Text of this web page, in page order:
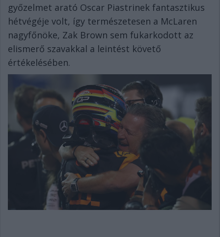
győzelmet arató Oscar Piastrinek fantasztikus
hétvégéje volt, így természetesen a McLaren
nagyfőnöke, Zak Brown sem fukarkodott az
elismerő szavakkal a leintést követő
értékelésében.